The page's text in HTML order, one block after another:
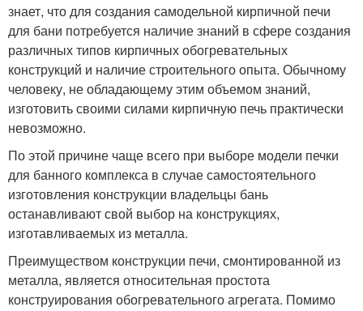
знает, что для создания самодельной кирпичной печи
для бани потребуется наличие знаний в сфере создания
различных типов кирпичных обогревательных
конструкций и наличие строительного опыта. Обычному
человеку, не обладающему этим объемом знаний,
изготовить своими силами кирпичную печь практически
невозможно.
По этой причине чаще всего при выборе модели печки
для банного комплекса в случае самостоятельного
изготовления конструкции владельцы бань
останавливают свой выбор на конструкциях,
изготавливаемых из металла.
Преимуществом конструкции печи, смонтированной из
металла, является относительная простота
конструирования обогревательного агрегата. Помимо